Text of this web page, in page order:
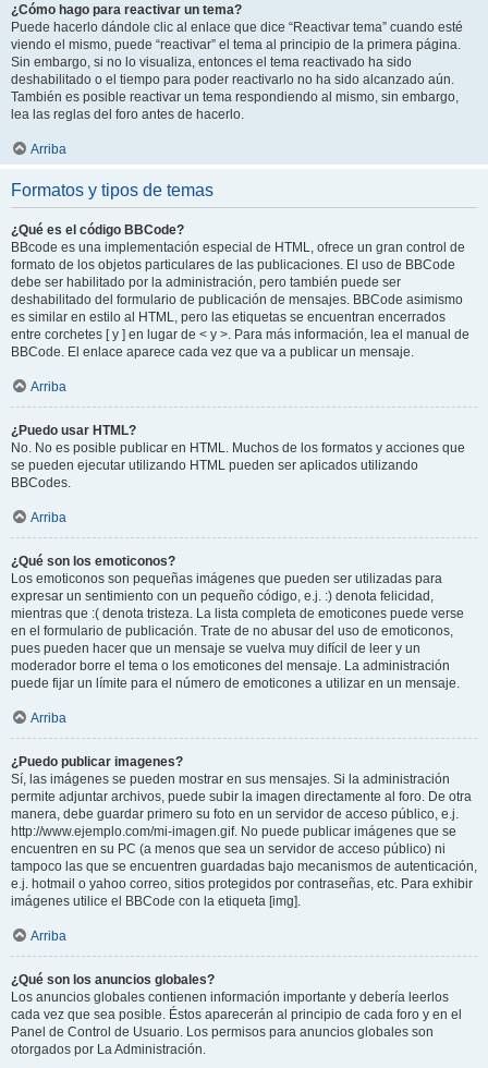
¿Cómo hago para reactivar un tema?
Puede hacerlo dándole clic al enlace que dice “Reactivar tema” cuando esté
viendo el mismo, puede “reactivar” el tema al principio de la primera página.
Sin embargo, si no lo visualiza, entonces el tema reactivado ha sido
deshabilitado o el tiempo para poder reactivarlo no ha sido alcanzado aún.
También es posible reactivar un tema respondiendo al mismo, sin embargo,
lea las reglas del foro antes de hacerlo.
Arriba
Formatos y tipos de temas
¿Qué es el código BBCode?
BBcode es una implementación especial de HTML, ofrece un gran control de
formato de los objetos particulares de las publicaciones. El uso de BBCode
debe ser habilitado por la administración, pero también puede ser
deshabilitado del formulario de publicación de mensajes. BBCode asimismo
es similar en estilo al HTML, pero las etiquetas se encuentran encerrados
entre corchetes [ y ] en lugar de < y >. Para más información, lea el manual de
BBCode. El enlace aparece cada vez que va a publicar un mensaje.
Arriba
¿Puedo usar HTML?
No. No es posible publicar en HTML. Muchos de los formatos y acciones que
se pueden ejecutar utilizando HTML pueden ser aplicados utilizando
BBCodes.
Arriba
¿Qué son los emoticonos?
Los emoticonos son pequeñas imágenes que pueden ser utilizadas para
expresar un sentimiento con un pequeño código, e.j. :) denota felicidad,
mientras que :( denota tristeza. La lista completa de emoticones puede verse
en el formulario de publicación. Trate de no abusar del uso de emoticonos,
pues pueden hacer que un mensaje se vuelva muy difícil de leer y un
moderador borre el tema o los emoticones del mensaje. La administración
puede fijar un límite para el número de emoticones a utilizar en un mensaje.
Arriba
¿Puedo publicar imagenes?
Sí, las imágenes se pueden mostrar en sus mensajes. Si la administración
permite adjuntar archivos, puede subir la imagen directamente al foro. De otra
manera, debe guardar primero su foto en un servidor de acceso público, e.j.
http://www.ejemplo.com/mi-imagen.gif. No puede publicar imágenes que se
encuentren en su PC (a menos que sea un servidor de acceso público) ni
tampoco las que se encuentren guardadas bajo mecanismos de autenticación,
e.j. hotmail o yahoo correo, sitios protegidos por contraseñas, etc. Para exhibir
imágenes utilice el BBCode con la etiqueta [img].
Arriba
¿Qué son los anuncios globales?
Los anuncios globales contienen información importante y debería leerlos
cada vez que sea posible. Éstos aparecerán al principio de cada foro y en el
Panel de Control de Usuario. Los permisos para anuncios globales son
otorgados por La Administración.